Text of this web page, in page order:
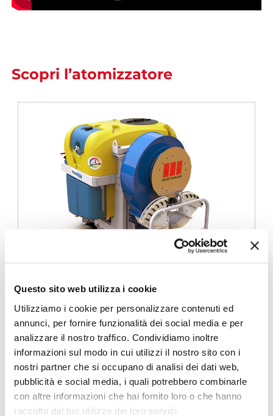
Questo sito web utilizza i cookie
Utilizziamo i cookie per personalizzare contenuti ed
annunci, per fornire funzionalità dei social media e per
analizzare il nostro traffico. Condividiamo inoltre
informazioni sul modo in cui utilizzi il nostro sito con i
nostri partner che si occupano di analisi dei dati web,
pubblicità e social media, i quali potrebbero combinarle
con altre informazioni che hai fornito loro o che hanno
raccolto dal tuo utilizzo dei loro servizi.
Scopri l’atomizzatore
Chiedi un preventivo
Potrebbe interessarti anche